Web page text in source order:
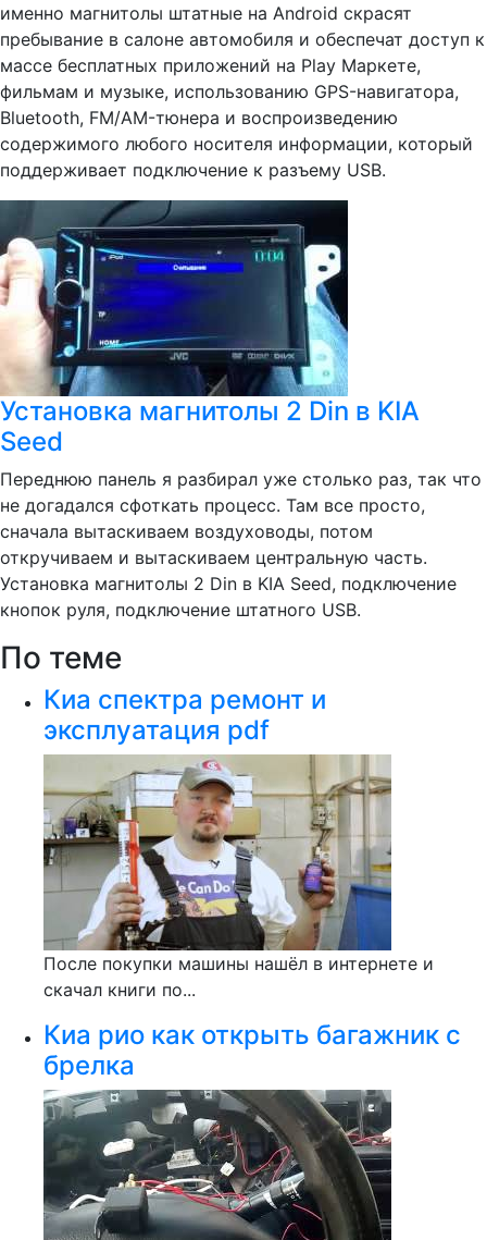
именно магнитолы штатные на Android скрасят
пребывание в салоне автомобиля и обеспечат доступ к
массе бесплатных приложений на Play Маркете,
фильмам и музыке, использованию GPS-навигатора,
Bluetooth, FM/AM-тюнера и воспроизведению
содержимого любого носителя информации, который
поддерживает подключение к разъему USB.
Установка магнитолы 2 Din в KIA
Seed
Переднюю панель я разбирал уже столько раз, так что
не догадался сфоткать процесс. Там все просто,
сначала вытаскиваем воздуховоды, потом
откручиваем и вытаскиваем центральную часть.
Установка магнитолы 2 Din в KIA Seed, подключение
кнопок руля, подключение штатного USB.
По теме
Киа спектра ремонт и
эксплуатация pdf
После покупки машины нашёл в интернете и
скачал книги по...
Киа рио как открыть багажник с
брелка